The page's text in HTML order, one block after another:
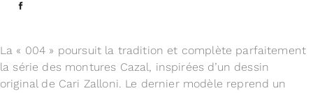
La « 004 » poursuit la tradition et complète parfaitement
la série des montures Cazal, inspirées d’un dessin
original de Cari Zalloni. Le dernier modèle reprend un